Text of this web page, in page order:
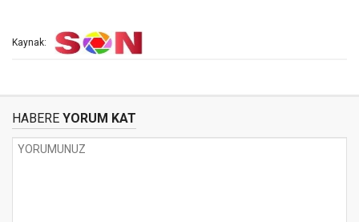
Kaynak:
HABERE YORUM KAT